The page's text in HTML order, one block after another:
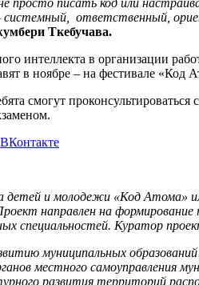
ответственный,
Ткебучава.
интеллекта в организации
в ноябре – на фестивале
смогут
ВКонтакте
детей и молодежи «Код
направлен на
специальностей. Куратор
муниципальных
местного самоуправления
развития территорий